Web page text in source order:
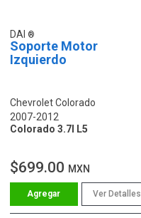
DAI
Soporte Motor
Izquierdo
Chevrolet Colorado
2007-2012
Colorado 3.7l L5
$699.00 MXN
Ver Detalles